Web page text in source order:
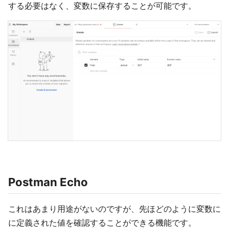
する必要はなく、変数に保存することが可能です。
Postman Echo
これはあまり用途がないのですが、先ほどのように変数に
に定義された値を確認することができる機能です。